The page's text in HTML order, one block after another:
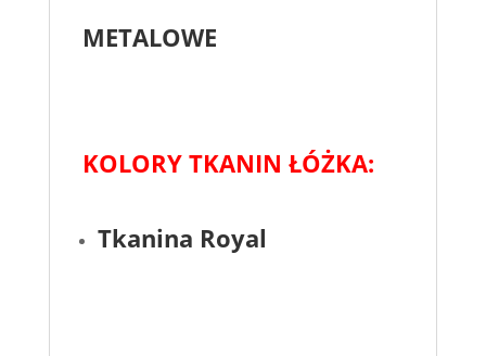
METALOWE
KOLORY TKANIN ŁÓŻKA:
Tkanina Royal